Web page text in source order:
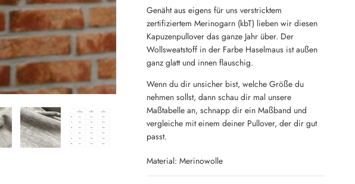
Genäht aus eigens für uns verstricktem
zertifiziertem Merinogarn (kbT) lieben wir diesen
Kapuzenpullover das ganze Jahr über. Der
Wollsweatstoff in der Farbe Haselmaus ist außen
ganz glatt und innen flauschig.
Wenn du dir unsicher bist, welche Größe du
nehmen sollst, dann schau dir mal unsere
Maßtabelle an, schnapp dir ein Maßband und
vergleiche mit einem deiner Pullover, der dir gut
passt.
Material: Merinowolle
einen 10%